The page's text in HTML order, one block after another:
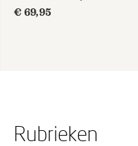
2023/2024)
€ 69,95
Rubrieken